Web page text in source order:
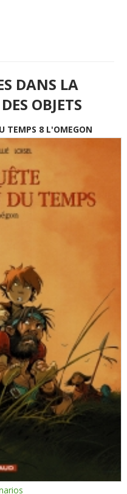
DANS LA
OBJETS
TEMPS 8 L'OMEGON